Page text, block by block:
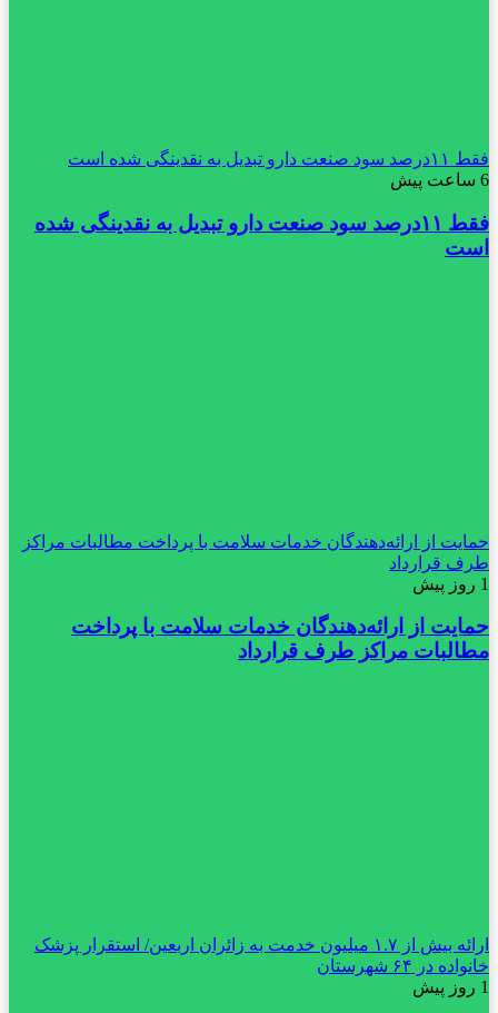
فقط ۱۱‌درصد سود صنعت دارو تبدیل به نقدینگی شده است
6 ساعت پیش
فقط ۱۱‌درصد سود صنعت دارو تبدیل به نقدینگی شده
است
حمایت از ارائه‌دهندگان خدمات سلامت با پرداخت مطالبات مراکز
طرف قرارداد
1 روز پیش
حمایت از ارائه‌دهندگان خدمات سلامت با پرداخت
مطالبات مراکز طرف قرارداد
ارائه بیش از ۱.۷ میلیون خدمت به زائران اربعین/ استقرار پزشک
خانواده در ۶۴ شهرستان
1 روز پیش